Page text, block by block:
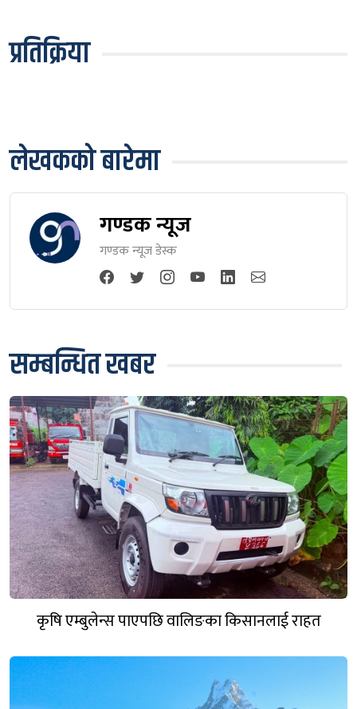
प्रतिक्रिया
लेखकको बारेमा
गण्डक न्यूज
गण्डक न्यूज डेस्क
सम्बन्धित खबर
कृषि एम्बुलेन्स पाएपछि वालिङका किसानलाई राहत